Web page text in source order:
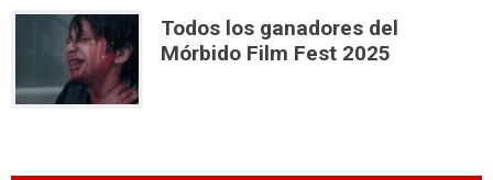
Todos los ganadores del
Mórbido Film Fest 2025